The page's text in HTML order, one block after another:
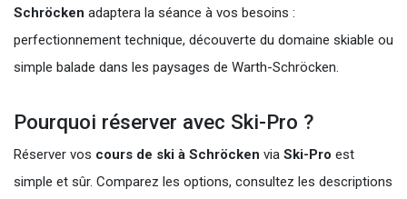
Schröcken adaptera la séance à vos besoins :
perfectionnement technique, découverte du domaine skiable ou
simple balade dans les paysages de Warth-Schröcken.
Pourquoi réserver avec Ski-Pro ?
Réserver vos cours de ski à Schröcken via Ski-Pro est
simple et sûr. Comparez les options, consultez les descriptions